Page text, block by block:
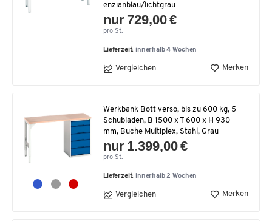
enzianblau/lichtgrau
nur 729,00 €
pro St.
Lieferzeit: innerhalb 4 Wochen
Vergleichen Merken
Werkbank Bott verso, bis zu 600 kg, 5
Schubladen, B 1500 x T 600 x H 930
mm, Buche Multiplex, Stahl, Grau
nur 1.399,00 €
pro St.
Lieferzeit: innerhalb 2 Wochen
Vergleichen Merken